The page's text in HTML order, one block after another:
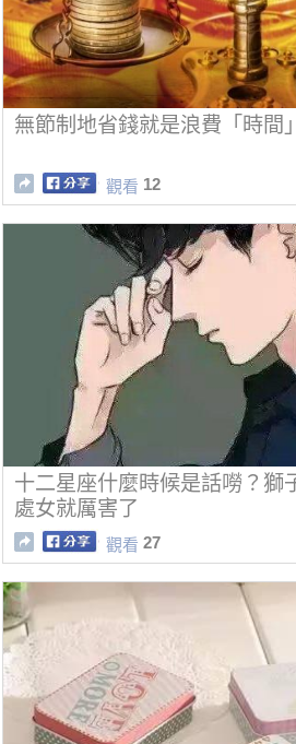
無節制地省錢就是浪費「時間」
觀看 12
十二星座什麼時候是話嘮？獅
處女就厲害了
觀看 27